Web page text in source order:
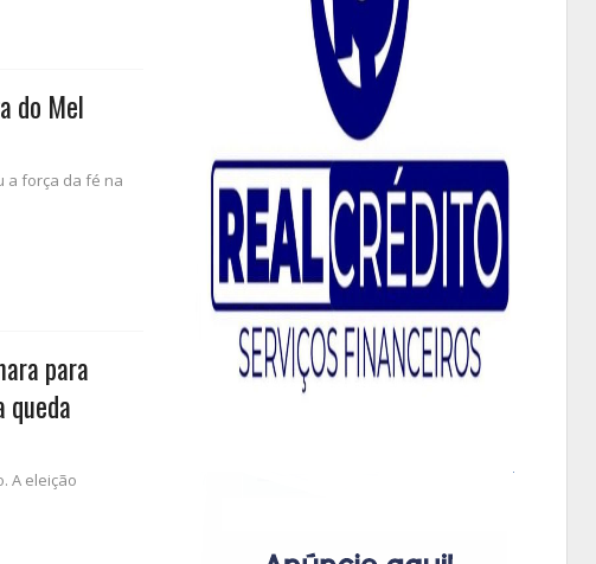
do Mel
a força da fé na
para
queda
A eleição